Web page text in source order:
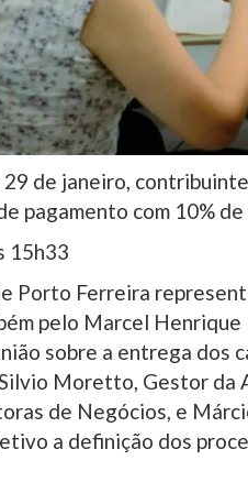
de janeiro,
pagamento com 10%
15h33
Porto Ferreira
pelo Marcel
sobre a entrega dos
Moretto, Gestor da
de Negócios, e
a definição dos